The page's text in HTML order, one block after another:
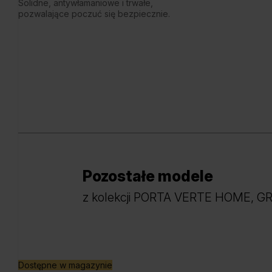
Solidne, antywłamaniowe i trwałe,
pozwalające poczuć się bezpiecznie.
Dostępne w magazynie
Pozostałe modele
z kolekcji PORTA VERTE HOME,